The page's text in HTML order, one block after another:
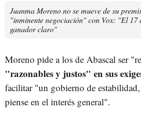
Juanma Moreno no se mueve de su
"inminente negociación" con Vox: "El 17
ganador claro"
Moreno pide a los de Abascal ser
"razonables y justos" en sus
facilitar "un gobierno de
piense en el interés general".